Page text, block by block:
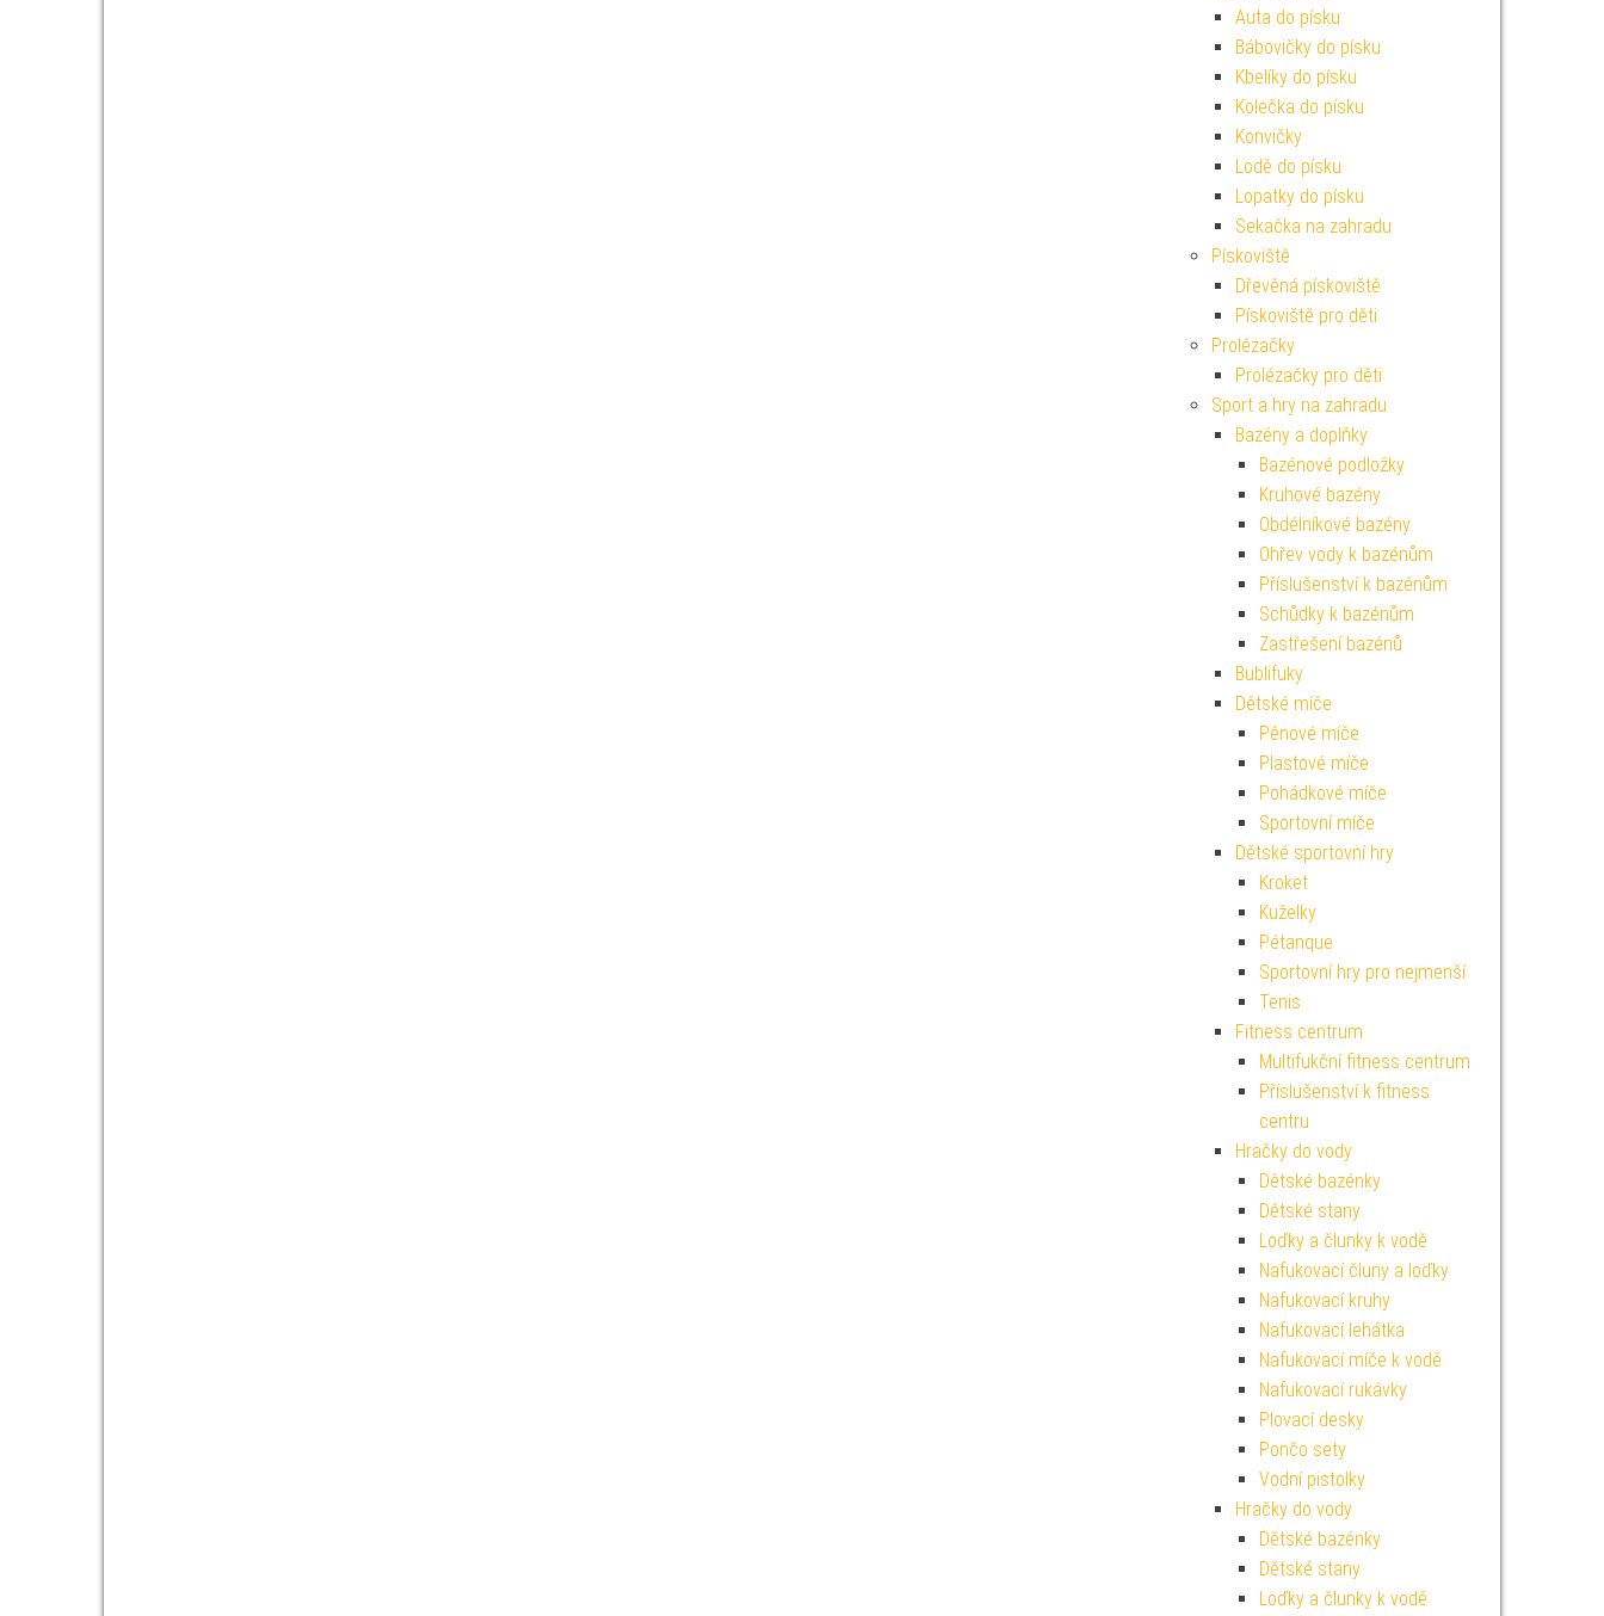
Auta do písku
Bábovičky do písku
Kbelíky do písku
Kolečka do písku
Konvičky
Lodě do písku
Lopatky do písku
Sekačka na zahradu
Pískoviště
Dřevěná pískoviště
Pískoviště pro děti
Prolézačky
Prolézačky pro děti
Sport a hry na zahradu
Bazény a doplňky
Bazénové podložky
Kruhové bazény
Obdélníkové bazény
Ohřev vody k bazénům
Příslušenství k bazénům
Schůdky k bazénům
Zastřešení bazénů
Bublifuky
Dětské míče
Pěnové míče
Plastové míče
Pohádkové míče
Sportovní míče
Dětské sportovní hry
Kroket
Kuželky
Pétanque
Sportovní hry pro nejmenší
Tenis
Fitness centrum
Multifukční fitness centrum
Příslušenství k fitness
centru
Hračky do vody
Dětské bazénky
Dětské stany
Loďky a člunky k vodě
Nafukovací čluny a loďky
Nafukovací kruhy
Nafukovací lehátka
Nafukovací míče k vodě
Nafukovací rukávky
Plovací desky
Pončo sety
Vodní pistolky
Hračky do vody
Dětské bazénky
Dětské stany
Loďky a člunky k vodě